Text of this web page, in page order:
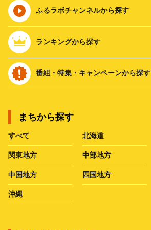
ふるラボチャンネルから探す
ランキングから探す
番組・特集・キャンペーンから探す
まちから探す
すべて 北海道
関東地方 中部地方
中国地方 四国地方
沖縄